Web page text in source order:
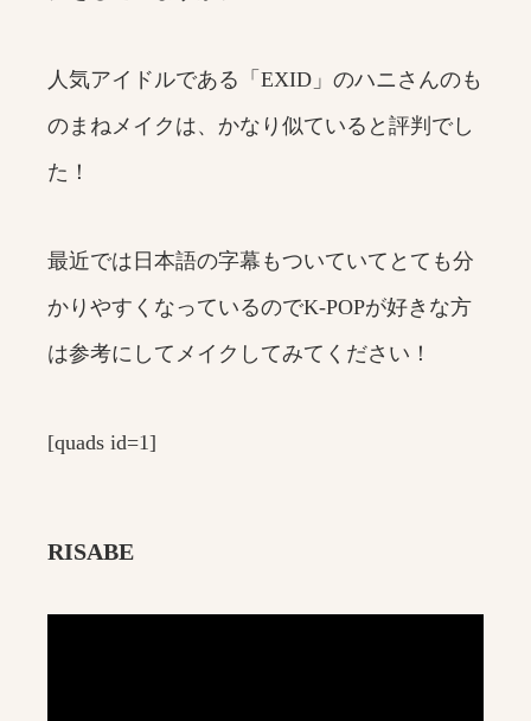
人気アイドルである「EXID」のハニさんのも
のまねメイクは、かなり似ていると評判でし
た！
最近では日本語の字幕もついていてとても分
かりやすくなっているのでK-POPが好きな方
は参考にしてメイクしてみてください！
[quads id=1]
RISABE